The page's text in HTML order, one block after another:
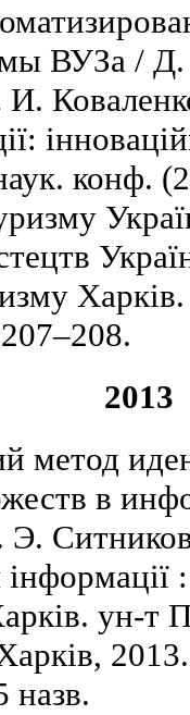
ВУЗа /
конф.
2013
метод
в
ун-т
назв.